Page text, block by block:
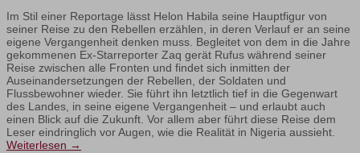
Im Stil einer Reportage lässt Helon Habila seine Hauptfigur von
seiner Reise zu den Rebellen erzählen, in deren Verlauf er an seine
eigene Vergangenheit denken muss. Begleitet von dem in die Jahre
gekommenen Ex-Starreporter Zaq gerät Rufus während seiner
Reise zwischen alle Fronten und findet sich inmitten der
Auseinandersetzungen der Rebellen, der Soldaten und
Flussbewohner wieder. Sie führt ihn letztlich tief in die Gegenwart
des Landes, in seine eigene Vergangenheit – und erlaubt auch
einen Blick auf die Zukunft. Vor allem aber führt diese Reise dem
Leser eindringlich vor Augen, wie die Realität in Nigeria aussieht.
Weiterlesen →